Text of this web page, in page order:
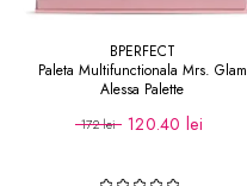
BPERFECT
Paleta Multifunctionala Mrs. Glam
Alessa Palette
172 lei 120.40 lei